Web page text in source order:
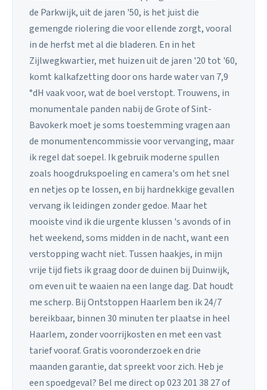
de Parkwijk, uit de jaren '50, is het juist die
gemengde riolering die voor ellende zorgt, vooral
in de herfst met al die bladeren. En in het
Zijlwegkwartier, met huizen uit de jaren '20 tot '60,
komt kalkafzetting door ons harde water van 7,9
°dH vaak voor, wat de boel verstopt. Trouwens, in
monumentale panden nabij de Grote of Sint-
Bavokerk moet je soms toestemming vragen aan
de monumentencommissie voor vervanging, maar
ik regel dat soepel. Ik gebruik moderne spullen
zoals hoogdrukspoeling en camera's om het snel
en netjes op te lossen, en bij hardnekkige gevallen
vervang ik leidingen zonder gedoe. Maar het
mooiste vind ik die urgente klussen 's avonds of in
het weekend, soms midden in de nacht, want een
verstopping wacht niet. Tussen haakjes, in mijn
vrije tijd fiets ik graag door de duinen bij Duinwijk,
om even uit te waaien na een lange dag. Dat houdt
me scherp. Bij Ontstoppen Haarlem ben ik 24/7
bereikbaar, binnen 30 minuten ter plaatse in heel
Haarlem, zonder voorrijkosten en met een vast
tarief vooraf. Gratis vooronderzoek en drie
maanden garantie, dat spreekt voor zich. Heb je
een spoedgeval? Bel me direct op 023 201 38 27 of